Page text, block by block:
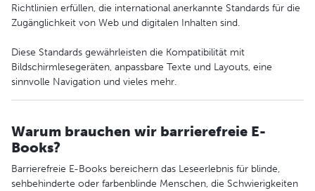
Richtlinien erfüllen, die international anerkannte Standards für die
Zugänglichkeit von Web und digitalen Inhalten sind.
Diese Standards gewährleisten die Kompatibilität mit
Bildschirmlesegeräten, anpassbare Texte und Layouts, eine
sinnvolle Navigation und vieles mehr.
Warum brauchen wir barrierefreie E-
Books?
Barrierefreie E-Books bereichern das Leseerlebnis für blinde,
sehbehinderte oder farbenblinde Menschen, die Schwierigkeiten